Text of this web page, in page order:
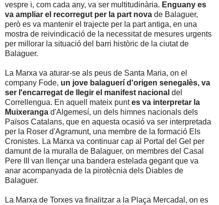
vespre i, com cada any, va ser multitudinària. Enguany es
va ampliar el recorregut per la part nova de Balaguer,
però es va mantenir el trajecte per la part antiga, en una
mostra de reivindicació de la necessitat de mesures urgents
per millorar la situació del barri històric de la ciutat de
Balaguer.
La Marxa va aturar-se als peus de Santa Maria, on el
company Fode, un jove balaguerí d'origen senegalès, va
ser l'encarregat de llegir el manifest nacional del
Correllengua. En aquell mateix puntes va interpretar la
Muixeranga d'Algemesí, un dels himnes nacionals dels
Països Catalans, que en aquesta ocasió va ser interpretada
per la Roser d'Agramunt, una membre de la formació Els
Cronistes. La Marxa va continuar cap al Portal del Gel per
damunt de la muralla de Balaguer, on membres del Casal
Pere III van llençar una bandera estelada gegant que va
anar acompanyada de la pirotècnia dels Diables de
Balaguer.
La Marxa de Torxes va finalitzar a la Plaça Mercadal, on es